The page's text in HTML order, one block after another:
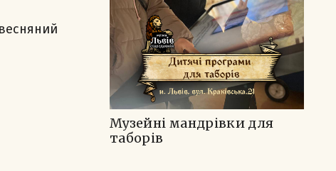
Музейні мандрівки для
таборів